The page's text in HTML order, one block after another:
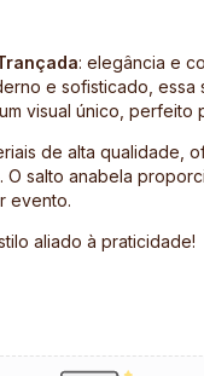
: elegância e
e sofisticado, essa
visual único, perfeito
de alta qualidade,
salto anabela
evento.
aliado à praticidade!